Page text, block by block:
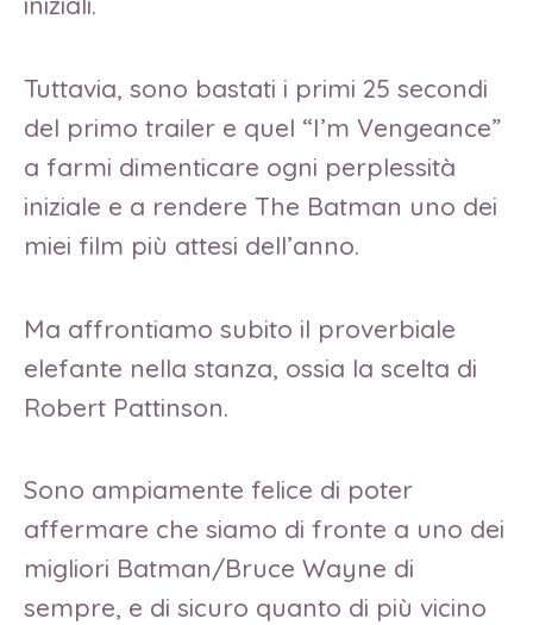
Tuttavia, sono bastati i primi 25 secondi
del primo trailer e quel “I’m Vengeance”
a farmi dimenticare ogni perplessità
iniziale e a rendere The Batman uno dei
miei film più attesi dell’anno.
Ma affrontiamo subito il proverbiale
elefante nella stanza, ossia la scelta di
Robert Pattinson.
Sono ampiamente felice di poter
affermare che siamo di fronte a uno dei
migliori Batman/Bruce Wayne di
sempre, e di sicuro quanto di più vicino